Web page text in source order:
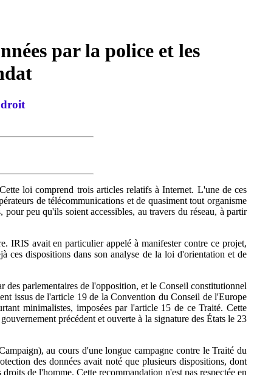
par la police et les
droit
loi comprend trois articles relatifs à Internet. L'une de ces
de télécommunications et de quasiment tout organisme
peu qu'ils soient accessibles, au travers du réseau, à partir
IRIS avait en particulier appelé à manifester contre ce projet,
ces dispositions dans son analyse de la loi d'orientation et de
des parlementaires de l'opposition, et le Conseil constitutionnel
issus de l'article 19 de la Convention du Conseil de l'Europe
minimalistes, imposées par l'article 15 de ce Traité. Cette
précédent et ouverte à la signature des États le 23
au cours d'une longue campagne contre le Traité du
des données avait noté que plusieurs dispositions, dont
de l'homme. Cette recommandation n'est pas respectée en